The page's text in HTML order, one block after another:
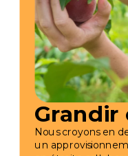
Grandir
Nous croyons en
un